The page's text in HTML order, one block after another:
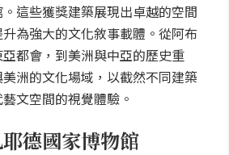
這些獲獎建築展現出卓越的空間
為強大的文化敘事載體。從阿布
都會，到美洲與中亞的歷史重
洲的文化場域，以截然不同建築
文空間的視覺體驗。
德國家博物館